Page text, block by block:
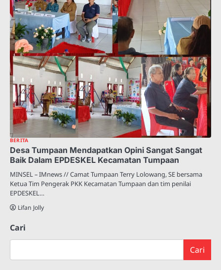
BERITA
Desa Tumpaan Mendapatkan Opini Sangat Sangat
Baik Dalam EPDESKEL Kecamatan Tumpaan
MINSEL – IMnews // Camat Tumpaan Terry Lolowang, SE bersama
Ketua Tim Pengerak PKK Kecamatan Tumpaan dan tim penilai
EPDESKEL…
Lifan Jolly
Cari
Cari